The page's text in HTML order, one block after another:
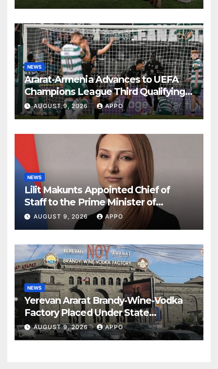
NEWS
Ararat-Armenia Advances to UEFA
Champions League Third Qualifying
Round
AUGUST 9, 2026 APPO
NEWS
Lilit Makunts Appointed Chief of
Staff to the Prime Minister of
Armenia
AUGUST 9, 2026 APPO
NEWS
Yerevan Ararat Brandy-Wine-Vodka
Factory Placed Under State
Administration
AUGUST 9, 2026 APPO